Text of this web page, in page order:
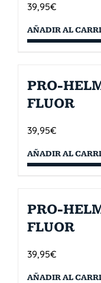
39,95€
AÑADIR AL
PRO-
FLUOR
39,95€
AÑADIR AL
PRO-
FLUOR
39,95€
AÑADIR AL